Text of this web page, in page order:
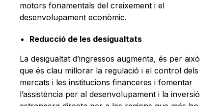
motors fonamentals del creixement i el
desenvolupament econòmic.
Reducció de les desigualtats
La desigualtat d’ingressos augmenta, és per això
que és clau millorar la regulació i el control dels
mercats i les institucions financeres i fomentar
l’assistència per al desenvolupament i la inversió